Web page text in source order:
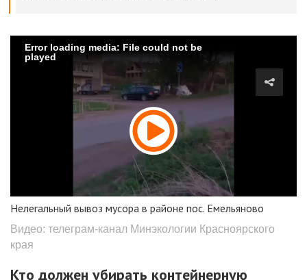
Error loading media: File could not be
played
Нелегальный вывоз мусора в районе пос. Емельяново
Видео: телеграм-канал Минэкологии Красноярского
края
Кто должен убирать контейнерную